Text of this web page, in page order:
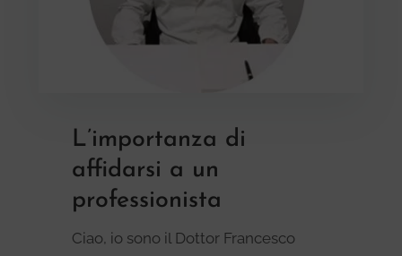
L’importanza di
affidarsi a un
professionista
Ciao, io sono il Dottor Francesco